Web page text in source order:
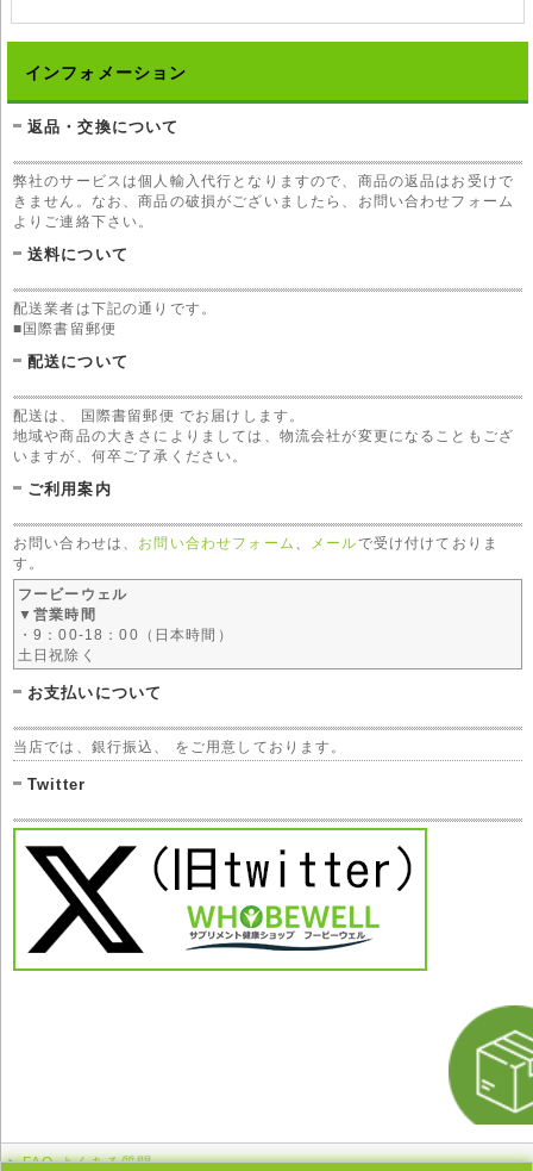
インフォメーション
返品・交換について
弊社のサービスは個人輸入代行となりますので、商品の返品はお受けで
きません。なお、商品の破損がございましたら、お問い合わせフォーム
よりご連絡下さい。
送料について
配送業者は下記の通りです。
■国際書留郵便
配送について
配送は、 国際書留郵便 でお届けします。
地域や商品の大きさによりましては、物流会社が変更になることもござ
いますが、何卒ご了承ください。
ご利用案内
お問い合わせは、 お問い合わせフォーム メールで受け付けておりま
す。
フービーウェル
▼営業時間
・9：00-18：00（日本時間）
土日祝除く
お支払いについて
当店では、銀行振込、 をご用意しております。
Twitter
FAQ よくある質問